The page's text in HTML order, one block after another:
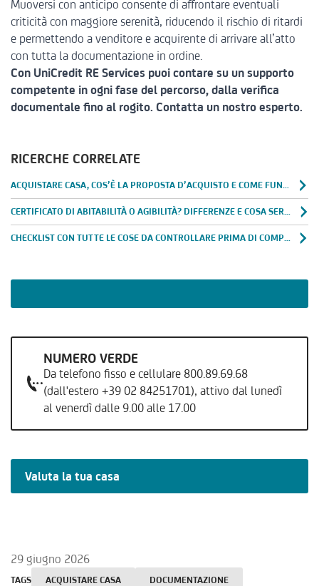
RICERCHE CORRELATE
ACQUISTARE CASA, COS’È LA PROPOSTA D’ACQUISTO E COME FUNZIONA
CERTIFICATO DI ABITABILITÀ O AGIBILITÀ? DIFFERENZE E COSA SERVE PER VENDERE CASA
CHECKLIST CON TUTTE LE COSE DA CONTROLLARE PRIMA DI COMPRARE CASA
NUMERO VERDE
Da telefono fisso e cellulare 800.89.69.68
(dall'estero +39 02 84251701), attivo dal lunedì
al venerdì dalle 9.00 alle 17.00
Valuta la tua casa
Muoversi con anticipo consente di affrontare eventuali
criticità con maggiore serenità, riducendo il rischio di ritardi
e permettendo a venditore e acquirente di arrivare all’atto
con tutta la documentazione in ordine.
Con UniCredit RE Services puoi contare su un supporto
competente in ogni fase del percorso, dalla verifica
documentale fino al rogito. Contatta un nostro esperto.
TAGS ACQUISTARE CASA DOCUMENTAZIONE
29 giugno 2026